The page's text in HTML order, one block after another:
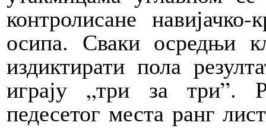
контролисане
осипа. Сваки осредњи
издиктирати пола
играју „три за три”.
педесетог места ранг